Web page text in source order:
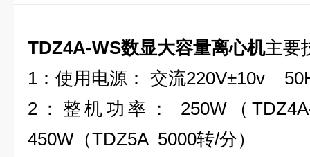
TDZ4A-WS数显大容量离心机主要
1：使用电源： 交流220V±10v
2：整机功率： 250W（
450W（TDZ5A 5000转/分）